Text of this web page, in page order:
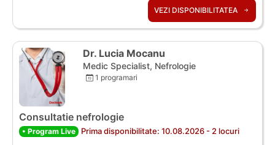
VEZI DISPONIBILITATEA
Dr. Lucia Mocanu
Medic Specialist, Nefrologie
1 programari
Consultatie nefrologie
• Program Live Prima disponibilitate: 10.08.2026 - 2 locuri